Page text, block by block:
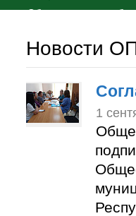
Общественные
Новости
1